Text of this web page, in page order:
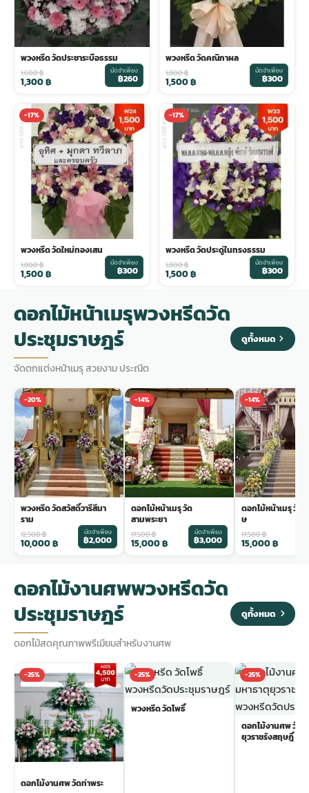
พวงหรีด วัดประชาระบือธรรม
1,600฿
1,300฿
มัดจำเพียง
฿260
พวงหรีด วัดคณิกาผล
1,800฿
1,500฿
มัดจำเพียง
฿300
-17%
พวงหรีด วัดใหม่ทองเสน
1,800฿
1,500฿
มัดจำเพียง
฿300
-17%
พวงหรีด วัดประดู่ในทรงธรรม
1,800฿
1,500฿
มัดจำเพียง
฿300
ดอกไม้หน้าเมรุพวงหรีดวัด
ประชุมราษฎร์
จัดตกแต่งหน้าเมรุ สวยงาม ประณีต
ดูทั้งหมด
-20%
พวงหรีด วัดสวัสดิ์วารีสีมา
ราม
12,500฿
10,000฿
มัดจำเพียง
฿2,000
-14%
ดอกไม้หน้าเมรุ วัด
สามพระยา
17,500฿
15,000฿
มัดจำเพียง
฿3,000
-14%
ดอกไม้หน้าเมรุ วัดร
ษ
17,500฿
15,000฿
ดอกไม้งานศพพวงหรีดวัด
ประชุมราษฎร์
ดอกไม้สดคุณภาพพรีเมียมสำหรับงานศพ
ดูทั้งหมด
-25%
ดอกไม้งานศพ วัดท่าพระ
-25%
พวงหรีด วัดโพธิ์
-25%
ดอกไม้งานศพ วัดม
ยุวราชรังสฤษฎิ์